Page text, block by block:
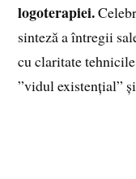
logoterapiei.
sinteză a întregii
cu claritate
”vidul existențial”